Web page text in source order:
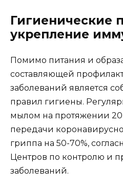
Гигиенические
укрепление
Помимо питания и
составляющей
заболеваний является
правил гигиены.
мылом на протяжении
передачи
гриппа на 50-70%,
Центров по контролю и
заболеваний.